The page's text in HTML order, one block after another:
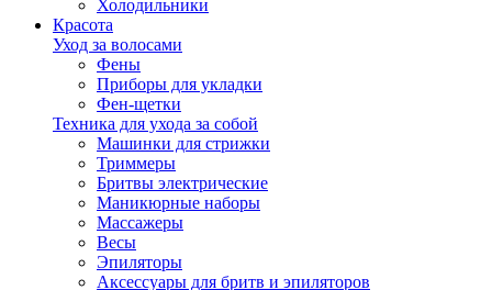
Холодильники
Красота
Уход за волосами
Фены
Приборы для укладки
Фен-щетки
Техника для ухода за собой
Машинки для стрижки
Триммеры
Бритвы электрические
Маникюрные наборы
Массажеры
Весы
Эпиляторы
Аксессуары для бритв и эпиляторов